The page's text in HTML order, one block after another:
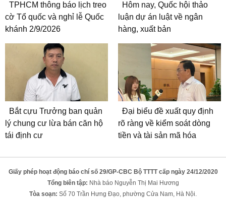
TPHCM thông báo lịch treo
cờ Tổ quốc và nghỉ lễ Quốc
khánh 2/9/2026
Hôm nay, Quốc hội thảo
luận dự án luật về ngân
hàng, xuất bản
Bắt cựu Trưởng ban quản
lý chung cư lừa bán căn hộ
tái định cư
Đại biểu đề xuất quy định
rõ ràng về kiểm soát dòng
tiền và tài sản mã hóa
Giấy phép hoạt động báo chí số 29/GP-CBC Bộ TTTT cấp ngày 24/12/2020
Tổng biên tập: Nhà báo Nguyễn Thị Mai Hương
Tòa soạn: Số 70 Trần Hưng Đạo, phường Cửa Nam, Hà Nội.